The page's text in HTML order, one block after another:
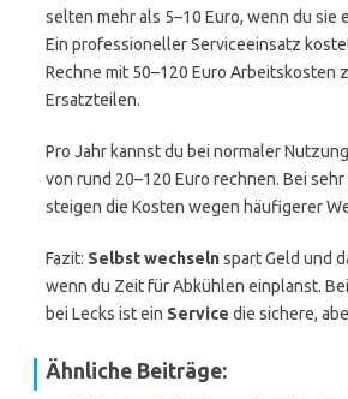
selten mehr als 5–10 Euro, wenn du sie
Ein professioneller Serviceeinsatz
Rechne mit 50–120 Euro Arbeitskosten
Ersatzteilen.
Pro Jahr kannst du bei normaler
von rund 20–120 Euro rechnen. Bei
steigen die Kosten wegen häufigerer
Fazit: Selbst wechselnspart Geld und
wenn du Zeit für Abkühlen einplanst.
bei Lecks ist ein Service die sichere,
Ähnliche Beiträge: